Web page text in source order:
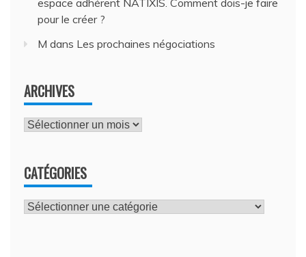
pour le créer ?
M dans Les prochaines négociations
ARCHIVES
Archives
CATÉGORIES
Catégories